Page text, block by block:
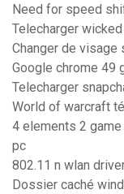
Need for speed
Telecharger
Changer de visage
Google chrome 49
Telecharger
World of warcraft
4 elements 2
pc
802.11 n wlan
Dossier caché